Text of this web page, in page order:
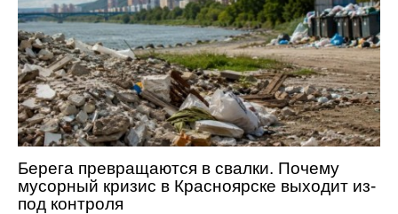
Берега превращаются в свалки. Почему
мусорный кризис в Красноярске выходит из-
под контроля